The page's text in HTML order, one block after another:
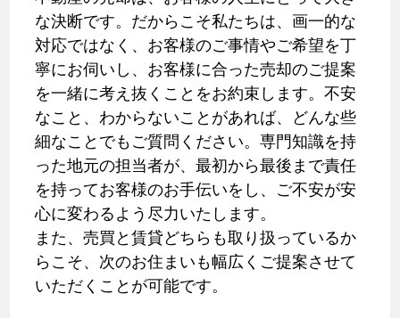
な決断です。だからこそ私たちは、画一的な
対応ではなく、お客様のご事情やご希望を丁
寧にお伺いし、お客様に合った売却のご提案
を一緒に考え抜くことをお約束します。不安
なこと、わからないことがあれば、どんな些
細なことでもご質問ください。専門知識を持
った地元の担当者が、最初から最後まで責任
を持ってお客様のお手伝いをし、ご不安が安
心に変わるよう尽力いたします。
また、売買と賃貸どちらも取り扱っているか
らこそ、次のお住まいも幅広くご提案させて
いただくことが可能です。